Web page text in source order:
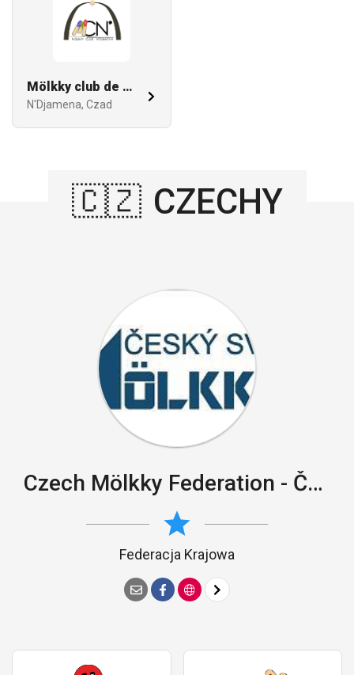
Mölkky club de N'Djamena
N'Djamena, Czad
🇨🇿 CZECHY
Czech Mölkky Federation - Český svaz Mölkky
Federacja Krajowa